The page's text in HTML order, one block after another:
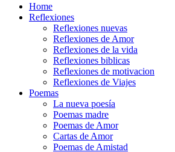
Home
Reflexiones
Reflexiones nuevas
Reflexiones de Amor
Reflexiones de la vida
Reflexiones biblicas
Reflexiones de motivacion
Reflexiones de Viajes
Poemas
La nueva poesía
Poemas madre
Poemas de Amor
Cartas de Amor
Poemas de Amistad